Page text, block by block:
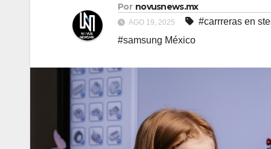
Por novusnews.mx
AGO 19, 2025 #carrreras en
#samsung México